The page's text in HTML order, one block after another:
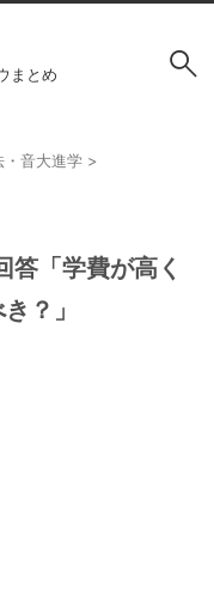
まとめ
・音大進学 >
答「学費が高く
？」